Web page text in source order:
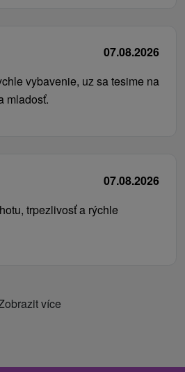
07.08.2026
vybavenie, uz sa tesime na
mladosť.
07.08.2026
trpezlivosť a rýchle
více